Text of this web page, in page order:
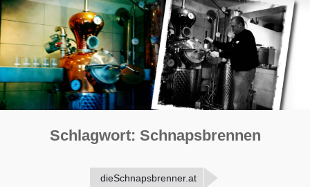
Schlagwort: Schnapsbrennen
dieSchnapsbrenner.at